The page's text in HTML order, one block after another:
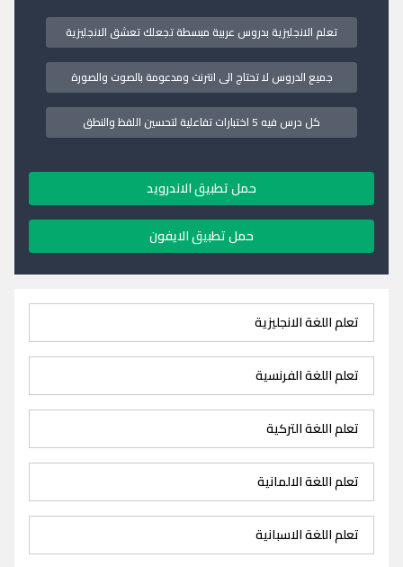
تعلم الانجليزية بدروس عربية مبسطة تجعلك تعشق الانجليزية
جميع الدروس لا تحتاج الى انترنت ومدعومة بالصوت والصورة
كل درس فيه 5 اختبارات تفاعلية لتحسين اللفظ والنطق
حمل تطبيق الاندرويد
حمل تطبيق الايفون
تعلم اللغة الانجليزية
تعلم اللغة الفرنسية
تعلم اللغة التركية
تعلم اللغة الالمانية
تعلم اللغة الاسبانية